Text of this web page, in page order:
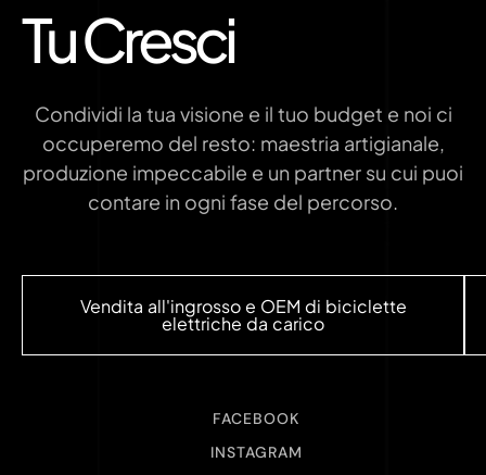
Tu Cresci
Condividi la tua visione e il tuo budget e noi ci
occuperemo del resto: maestria artigianale,
produzione impeccabile e un partner su cui puoi
contare in ogni fase del percorso.
Vendita all'ingrosso e OEM di biciclette
elettriche da carico
FACEBOOK
INSTAGRAM